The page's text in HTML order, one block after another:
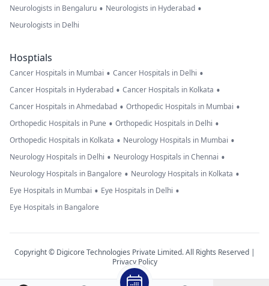
Neurologists in Bengaluru • Neurologists in Hyderabad •
Neurologists in Delhi
Hosptials
Cancer Hospitals in Mumbai • Cancer Hospitals in Delhi •
Cancer Hospitals in Hyderabad • Cancer Hospitals in Kolkata •
Cancer Hospitals in Ahmedabad • Orthopedic Hospitals in Mumbai •
Orthopedic Hospitals in Pune • Orthopedic Hospitals in Delhi •
Orthopedic Hospitals in Kolkata • Neurology Hospitals in Mumbai •
Neurology Hospitals in Delhi • Neurology Hospitals in Chennai •
Neurology Hospitals in Bangalore • Neurology Hospitals in Kolkata •
Eye Hospitals in Mumbai • Eye Hospitals in Delhi •
Eye Hospitals in Bangalore
Copyright © Digicore Technologies Private Limited. All Rights Reserved |
Privacy Policy